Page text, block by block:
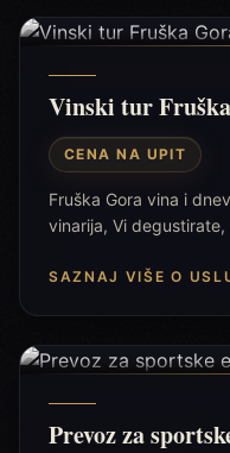
Vinski tur
CENA NA UPIT
Fruška Gora vina i
vinarija, Vi
SAZNAJ VIŠE O
Prevoz za